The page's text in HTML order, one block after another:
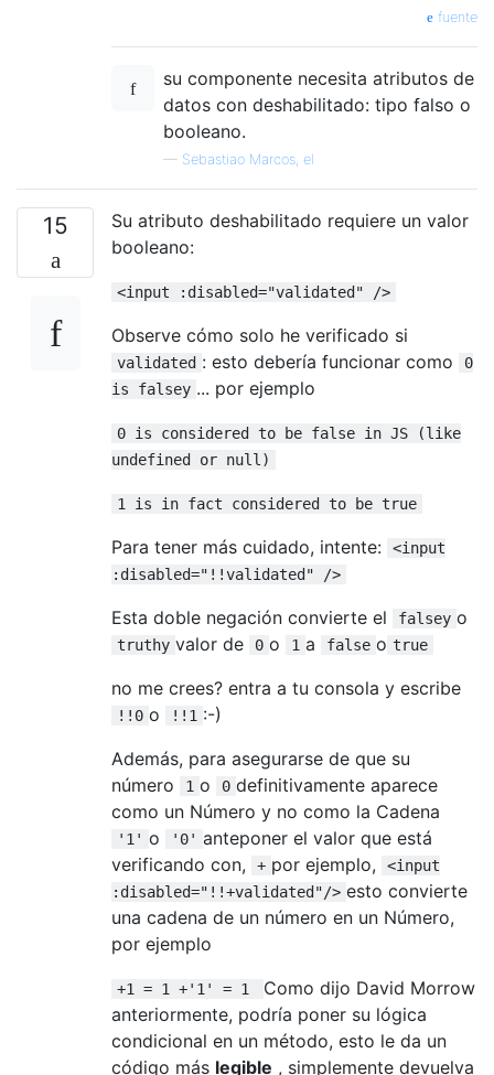
fuente
su componente necesita atributos de
datos con deshabilitado: tipo falso o
booleano.
— Sebastiao Marcos, el
15
Su atributo deshabilitado requiere un valor
booleano:
<input :disabled="validated" />
Observe cómo solo he verificado si
validated : esto debería funcionar como
0
is falsey ... por ejemplo
0 is considered to be false in JS (like
undefined or null)
1 is in fact considered to be true
Para tener más cuidado, intente:
<input
:disabled="!!validated" />
Esta doble negación convierte el falsey o
truthy valor de 0 o 1 a false o true
no me crees? entra a tu consola y escribe
!!0 o !!1 :-)
Además, para asegurarse de que su
número
1 o 0 definitivamente aparece
como un Número y no como la Cadena
'1' o '0' anteponer el valor que está
verificando con,
+ por ejemplo,
<input
:disabled="!!+validated"/> esto convierte
una cadena de un número en un Número,
por ejemplo
+1 = 1 +'1' = 1
Como dijo David Morrow
anteriormente, podría poner su lógica
condicional en un método, esto le da un
código más legible , simplemente devuelva